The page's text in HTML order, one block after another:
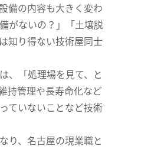
備の内容も大きく変わ
がないの？」「土壌脱
知り得ない技術屋同士
、「処理場を見て、と
持管理や長寿命化など
ていないことなど技術
り、名古屋の現業職と